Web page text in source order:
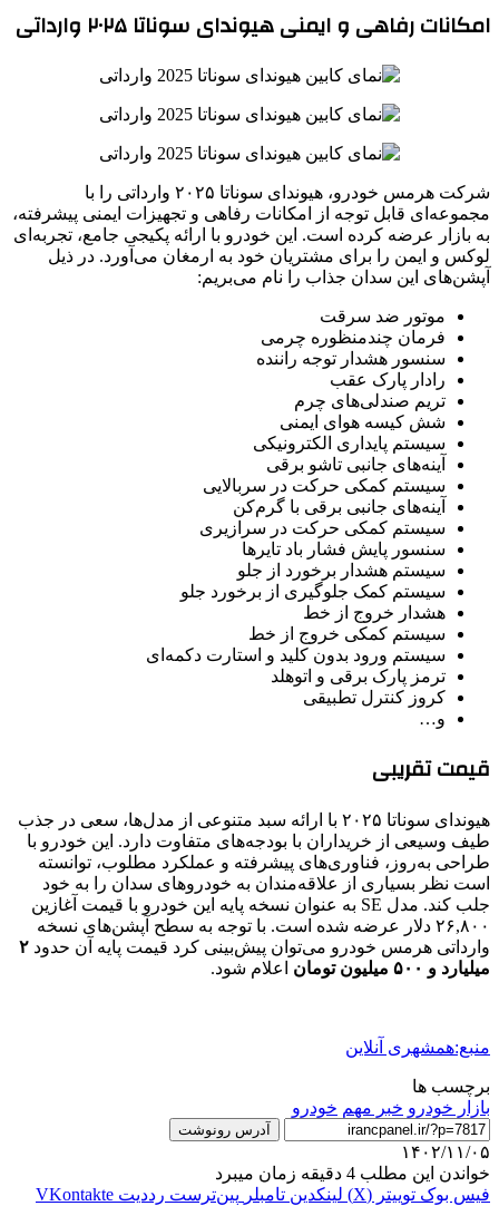
امکانات رفاهی و ایمنی هیوندای سوناتا ۲۰۲۵ وارداتی
شرکت هرمس خودرو، هیوندای سوناتا ۲۰۲۵ وارداتی را با
مجموعه‌ای قابل توجه از امکانات رفاهی و تجهیزات ایمنی پیشرفته،
به بازار عرضه کرده است. این خودرو با ارائه پکیجی جامع، تجربه‌ای
لوکس و ایمن را برای مشتریان خود به ارمغان می‌آورد. در ذیل
آپشن‌های این سدان جذاب را نام می‌بریم:
موتور ضد سرقت
فرمان چندمنظوره چرمی
سنسور هشدار توجه راننده
رادار پارک عقب
تریم صندلی‌های چرم
شش کیسه هوای ایمنی
سیستم پایداری الکترونیکی
آینه‌های جانبی تاشو برقی
سیستم کمکی حرکت در سربالایی
آینه‌های جانبی برقی با گرم‌کن
سیستم کمکی حرکت در سرازیری
سنسور پایش فشار باد تایرها
سیستم هشدار برخورد از جلو
سیستم کمک جلوگیری از برخورد جلو
هشدار خروج از خط
سیستم کمکی خروج از خط
سیستم ورود بدون کلید و استارت دکمه‌ای
ترمز پارک برقی و اتوهلد
کروز کنترل تطبیقی
و…
قیمت تقریبی
هیوندای سوناتا ۲۰۲۵ با ارائه سبد متنوعی از مدل‌ها، سعی در جذب
طیف وسیعی از خریداران با بودجه‌های متفاوت دارد. این خودرو با
طراحی به‌روز، فناوری‌های پیشرفته و عملکرد مطلوب، توانسته
است نظر بسیاری از علاقه‌مندان به خودروهای سدان را به خود
جلب کند. مدل SE به عنوان نسخه پایه این خودرو با قیمت آغازین
۲۶,۸۰۰ دلار عرضه شده است. با توجه به سطح آپشن‌های نسخه
وارداتی هرمس خودرو می‌توان پیش‌بینی کرد قیمت پایه آن حدود ۲
میلیارد و ۵۰۰ میلیون تومان
اعلام شود.
منبع:همشهری آنلاین
برچسب ها
بازار خودرو خبر مهم خودرو
آدرس رونوشت
۱۴۰۲/۱۱/۰۵
خواندن این مطلب 4 دقیقه زمان میبرد
فیس بوک توییتر (X) لینکدین ‫تامبلر ‫پین‌ترست ‫رددیت ‫VKontakte